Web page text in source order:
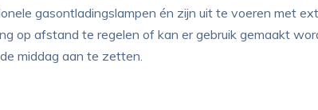
gasontladingslampen én zijn uit te voeren met
op afstand te regelen of kan er gebruik gemaakt
middag aan te zetten.